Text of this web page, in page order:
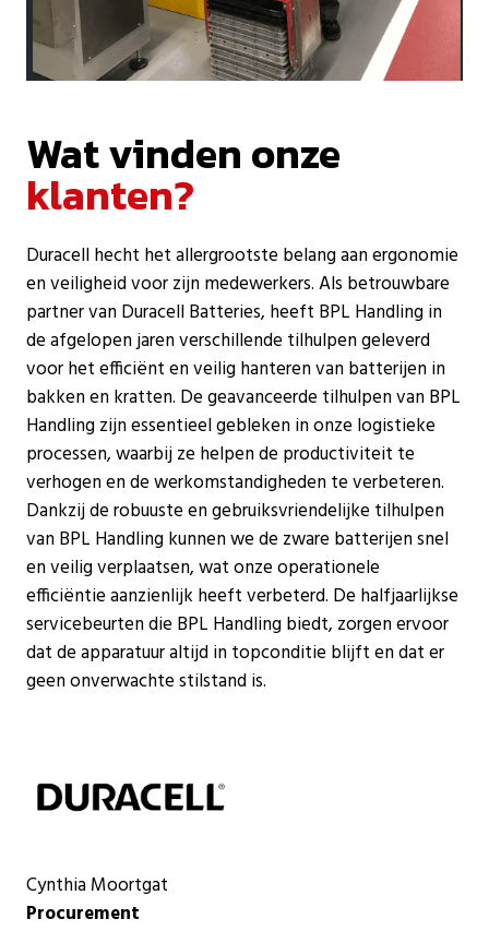
Wat vinden onze
klanten?
Duracell hecht het allergrootste belang aan ergonomie
en veiligheid voor zijn medewerkers. Als betrouwbare
partner van Duracell Batteries, heeft BPL Handling in
de afgelopen jaren verschillende tilhulpen geleverd
voor het efficiënt en veilig hanteren van batterijen in
bakken en kratten. De geavanceerde tilhulpen van BPL
Handling zijn essentieel gebleken in onze logistieke
processen, waarbij ze helpen de productiviteit te
verhogen en de werkomstandigheden te verbeteren.
Dankzij de robuuste en gebruiksvriendelijke tilhulpen
van BPL Handling kunnen we de zware batterijen snel
en veilig verplaatsen, wat onze operationele
efficiëntie aanzienlijk heeft verbeterd. De halfjaarlijkse
servicebeurten die BPL Handling biedt, zorgen ervoor
dat de apparatuur altijd in topconditie blijft en dat er
geen onverwachte stilstand is.
Cynthia Moortgat
Procurement